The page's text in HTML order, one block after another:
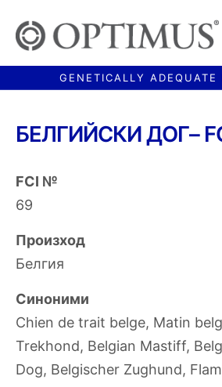
БЕЛГИЙСКИ ДОГ–
FCI №
69
Произход
Белгия
Синоними
Chien de trait belge, Matin
Trekhond, Belgian Mastiff,
Dog, Belgischer Zughund,